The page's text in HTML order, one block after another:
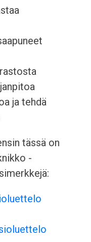
ja tehdä
tässä on
-